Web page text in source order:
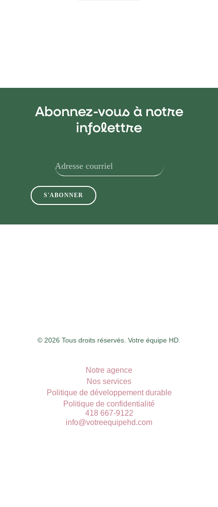
Abonnez-vous à notre
infolettre
© 2026 Tous droits réservés. Votre équipe HD.
Notre agence
Nos services
Politique de développement durable
Politique de confidentialité
418 667-9122
info@votreequipehd.com